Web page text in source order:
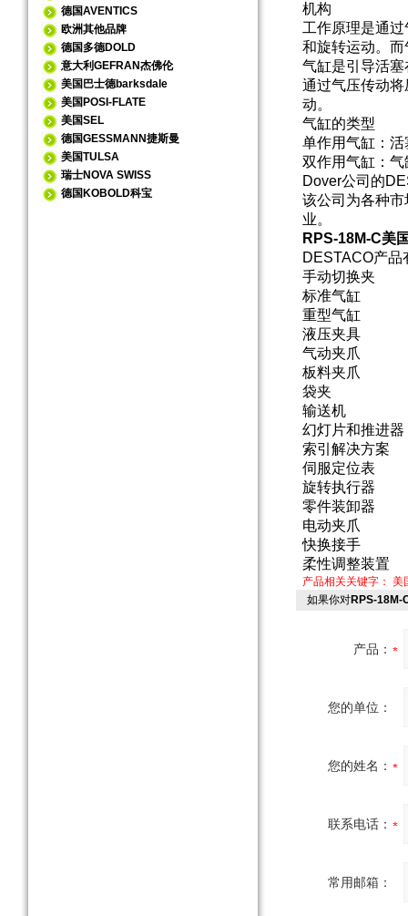
德国AVENTICS
欧洲其他品牌
德国多德DOLD
意大利GEFRAN杰佛伦
美国巴士德barksdale
美国POSI-FLATE
美国SEL
德国GESSMANN捷斯曼
美国TULSA
瑞士NOVA SWISS
德国KOBOLD科宝
机构
工作原理是通
和旋转运动。
气缸是引导活
通过气压传动
动。
气缸的类型
单作用气缸：
双作用气缸：
Dover公司的
该公司为各种
业。
RPS-18M-C美
DESTACO产品
手动切换夹
标准气缸
重型气缸
液压夹具
气动夹爪
板料夹爪
袋夹
输送机
幻灯片和推进器
索引解决方案
伺服定位表
旋转执行器
零件装卸器
电动夹爪
快换接手
柔性调整装置
产品相关关键字： 美
如果你对RPS-18M-
产品：
您的单位：
您的姓名：
联系电话：
常用邮箱：